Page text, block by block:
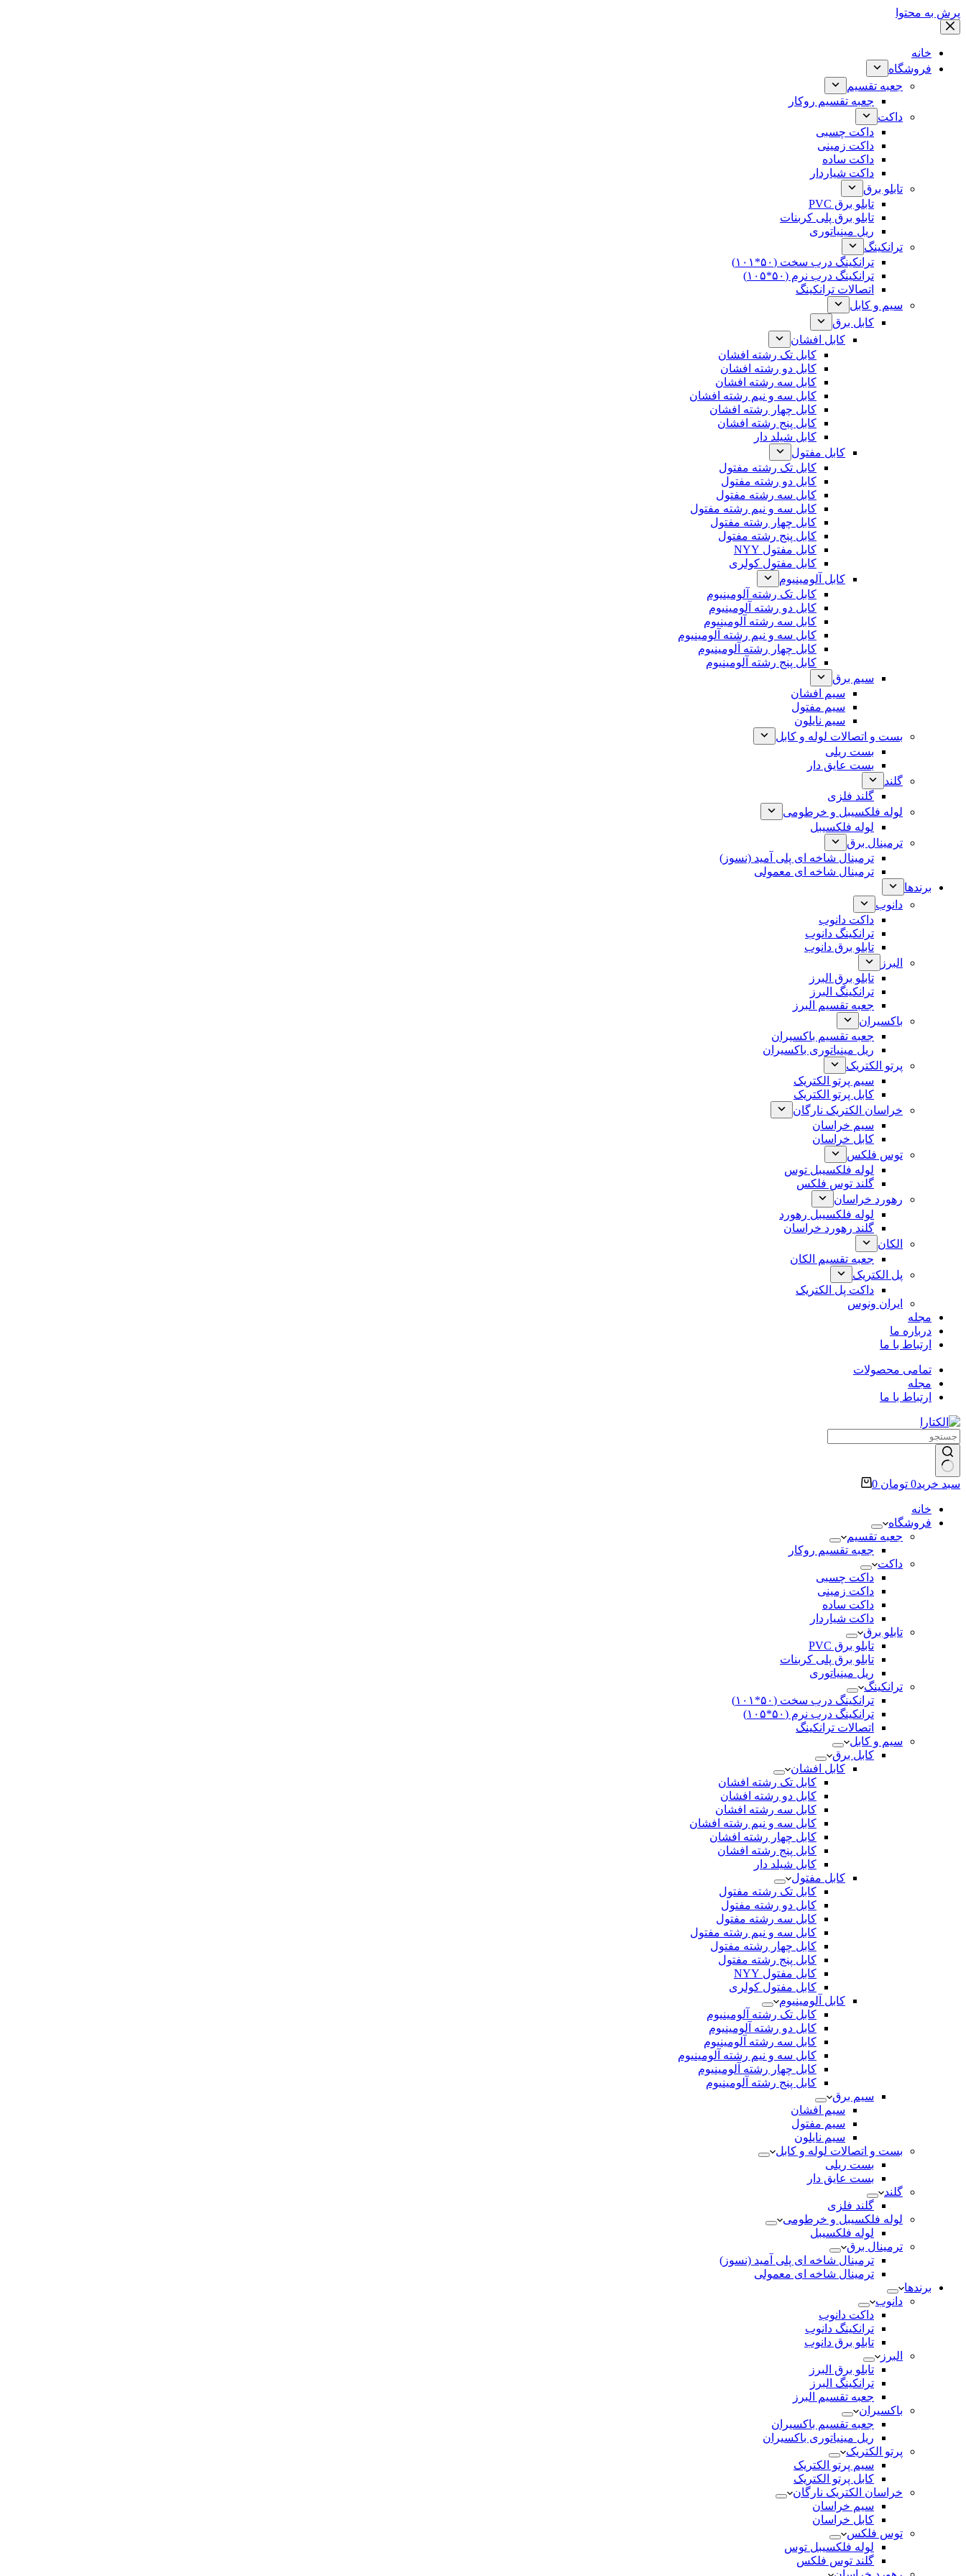
پرش به محتوا
خانه
فروشگاه
جعبه تقسیم
جعبه تقسیم روکار
داکت
داکت چسبی
داکت زمینی
داکت ساده
داکت شیاردار
تابلو برق
تابلو برق PVC
تابلو برق پلی کربنات
ریل مینیاتوری
ترانکینگ
ترانکینگ درب سخت (۵۰*۱۰۱)
ترانکینگ درب نرم (۵۰*۱۰۵)
اتصالات ترانکینگ
سیم و کابل
کابل برق
کابل افشان
کابل تک رشته افشان
کابل دو رشته افشان
کابل سه رشته افشان
کابل سه و نیم رشته افشان
کابل چهار رشته افشان
کابل پنج رشته افشان
کابل شیلد دار
کابل مفتول
کابل تک رشته مفتول
کابل دو رشته مفتول
کابل سه رشته مفتول
کابل سه و نیم رشته مفتول
کابل چهار رشته مفتول
کابل پنج رشته مفتول
کابل مفتول NYY
کابل مفتول کولری
کابل آلومینیوم
کابل تک رشته آلومینیوم
کابل دو رشته آلومینیوم
کابل سه رشته آلومینیوم
کابل سه و نیم رشته آلومینیوم
کابل چهار رشته آلومینیوم
کابل پنج رشته آلومینیوم
سیم برق
سیم افشان
سیم مفتول
سیم نایلون
بست و اتصالات لوله و کابل
بست ریلی
بست عایق دار
گلند
گلند فلزی
لوله فلکسیبل و خرطومی
لوله فلکسیبل
ترمینال برق
ترمینال شاخه ای پلی آمید (نسوز)
ترمینال شاخه ای معمولی
برندها
دانوب
داکت دانوب
ترانکینگ دانوب
تابلو برق دانوب
البرز
تابلو برق البرز
ترانکینگ البرز
جعبه تقسیم البرز
باکسیران
جعبه تقسیم باکسیران
ریل مینیاتوری باکسیران
پرتو الکتریک
سیم پرتو الکتریک
کابل پرتو الکتریک
خراسان الکتریک نارگان
سیم خراسان
کابل خراسان
توس فلکس
لوله فلکسیبل توس
گلند توس فلکس
رهورد خراسان
لوله فلکسیبل رهورد
گلند رهورد خراسان
الکان
جعبه تقسیم الکان
پل الکتریک
داکت پل الکتریک
ایران ونوس
مجله
درباره ما
ارتباط با ما
تمامی محصولات
مجله
ارتباط با ما
سبد خرید0 تومان 0
خانه
فروشگاه
جعبه تقسیم
جعبه تقسیم روکار
داکت
داکت چسبی
داکت زمینی
داکت ساده
داکت شیاردار
تابلو برق
تابلو برق PVC
تابلو برق پلی کربنات
ریل مینیاتوری
ترانکینگ
ترانکینگ درب سخت (۵۰*۱۰۱)
ترانکینگ درب نرم (۵۰*۱۰۵)
اتصالات ترانکینگ
سیم و کابل
کابل برق
کابل افشان
کابل تک رشته افشان
کابل دو رشته افشان
کابل سه رشته افشان
کابل سه و نیم رشته افشان
کابل چهار رشته افشان
کابل پنج رشته افشان
کابل شیلد دار
کابل مفتول
کابل تک رشته مفتول
کابل دو رشته مفتول
کابل سه رشته مفتول
کابل سه و نیم رشته مفتول
کابل چهار رشته مفتول
کابل پنج رشته مفتول
کابل مفتول NYY
کابل مفتول کولری
کابل آلومینیوم
کابل تک رشته آلومینیوم
کابل دو رشته آلومینیوم
کابل سه رشته آلومینیوم
کابل سه و نیم رشته آلومینیوم
کابل چهار رشته آلومینیوم
کابل پنج رشته آلومینیوم
سیم برق
سیم افشان
سیم مفتول
سیم نایلون
بست و اتصالات لوله و کابل
بست ریلی
بست عایق دار
گلند
گلند فلزی
لوله فلکسیبل و خرطومی
لوله فلکسیبل
ترمینال برق
ترمینال شاخه ای پلی آمید (نسوز)
ترمینال شاخه ای معمولی
برندها
دانوب
داکت دانوب
ترانکینگ دانوب
تابلو برق دانوب
البرز
تابلو برق البرز
ترانکینگ البرز
جعبه تقسیم البرز
باکسیران
جعبه تقسیم باکسیران
ریل مینیاتوری باکسیران
پرتو الکتریک
سیم پرتو الکتریک
کابل پرتو الکتریک
خراسان الکتریک نارگان
سیم خراسان
کابل خراسان
توس فلکس
لوله فلکسیبل توس
گلند توس فلکس